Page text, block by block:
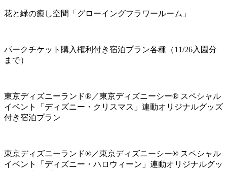
花と緑の癒し空間「グローイングフラワールーム」
パークチケット購入権利付き宿泊プラン各種（11/26入園分
まで）
東京ディズニーランド®／東京ディズニーシー® スペシャル
イベント「ディズニー・クリスマス」連動オリジナルグッズ
付き宿泊プラン
東京ディズニーランド®／東京ディズニーシー® スペシャル
イベント「ディズニー・ハロウィーン」連動オリジナルグッ